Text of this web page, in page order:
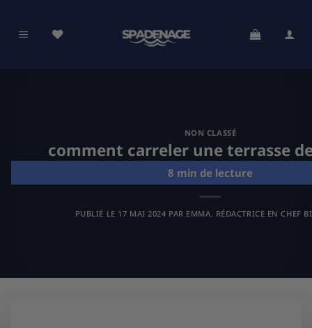
contenu
NON CLASSÉ
comment carreler une terrasse
PUBLIÉ LE 17 MAI 2024 PAR EMMA, RÉDACTRICE EN CHEF